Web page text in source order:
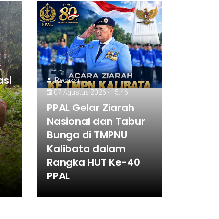
Redaksi
07 Agustus 2026 - 15:46
PPAL Gelar Ziarah
Nasional dan Tabur
Bunga di TMPNU
Kalibata dalam
Rangka HUT Ke-40
PPAL